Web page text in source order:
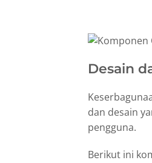
Desain
dan desain
pengguna.
Berikut ini